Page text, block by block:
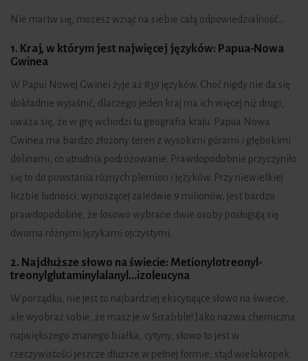
Nie martw się, możesz wziąć na siebie całą odpowiedzialność...
1. Kraj, w którym jest najwięcej języków: Papua-Nowa
Gwinea
W Papui Nowej Gwinei żyje aż 839 języków. Choć nigdy nie da się
dokładnie wyjaśnić, dlaczego jeden kraj ma ich więcej niż drugi,
uważa się, że w grę wchodzi tu geografia kraju. Papua Nowa
Gwinea ma bardzo złożony teren z wysokimi górami i głębokimi
dolinami, co utrudnia podróżowanie. Prawdopodobnie przyczyniło
się to do powstania różnych plemion i języków. Przy niewielkiej
liczbie ludności, wynoszącej zaledwie 9 milionów, jest bardzo
prawdopodobne, że losowo wybrane dwie osoby posługują się
dwoma różnymi językami ojczystymi.
2. Najdłuższe słowo na świecie: Metionylotreonyl-
treonylglutaminylalanyl...izoleucyna
W porządku, nie jest to najbardziej ekscytujące słowo na świecie,
ale wyobraź sobie, że masz je w Scrabble! Jako nazwa chemiczna
największego znanego białka, cytyny, słowo to jest w
rzeczywistości jeszcze dłuższe w pełnej formie, stąd wielokropek.